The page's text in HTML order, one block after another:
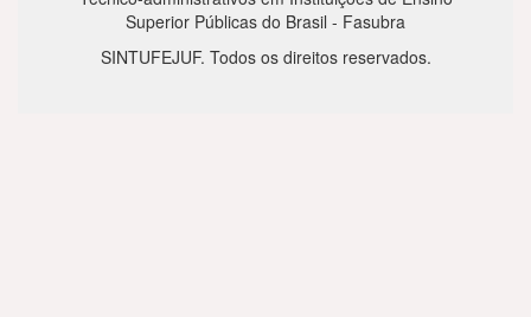
Superior Públicas do Brasil - Fasubra
SINTUFEJUF. Todos os direitos reservados.